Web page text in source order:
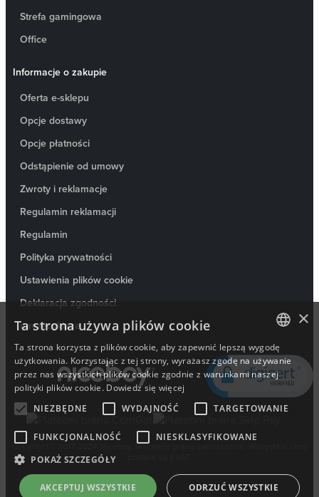
Strefa gamingowa
Office
Informacje o zakupie
Oferta e-sklepu
Opcje dostawy
Opcje płatności
Odstąpienie od umowy
Zwroty i reklamacje
Regulamin reklamacji
Regulamin
Polityka prywatności
Ustawienia plików cookie
Deklaracja zgodności
nav.recyklace
Copyright© 2017-2024 Niceboy. Wszelkie prawa zastrzeżone. Wszystkie ceny
CZECH
SLOVAK
ENGLISH
POLISH
×
Ta strona używa plików cookie
Ta strona korzysta z plików cookie, aby zapewnić lepszą wygodę
użytkowania. Korzystając z tej strony, wyrażasz zgodę na używanie
przez nas wszystkich plików cookie zgodnie z warunkami naszej
polityki plików cookie. Dowiedz się więcej
NIEZBĘDNE
WYDAJNOŚĆ TARGETOWANIE
FUNKCJONALNOŚĆ
NIESKLASYFIKOWANE
POKAŻ SZCZEGÓŁY
AKCEPTUJ WSZYSTKIE ODRZUĆ WSZYSTKIE